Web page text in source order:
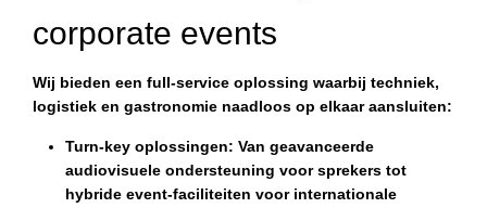
corporate events
Wij bieden een full-service oplossing waarbij techniek,
logistiek en gastronomie naadloos op elkaar aansluiten:
Turn-key oplossingen: Van geavanceerde
audiovisuele ondersteuning voor sprekers tot
hybride event-faciliteiten voor internationale